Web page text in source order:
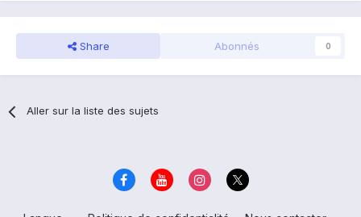
Share Abonnés 0
Aller sur la liste des sujets